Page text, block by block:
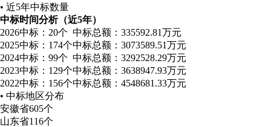
• 近5年中标数量
中标时间分析（近5年）
2026中标：20个 中标总额：335592.81万元
2025中标：174个中标总额：3073589.51万元
2024中标：99个 中标总额：3292528.29万元
2023中标：129个中标总额：3638947.93万元
2022中标：156个中标总额：4548681.33万元
• 中标地区分布
安徽省605个
山东省116个